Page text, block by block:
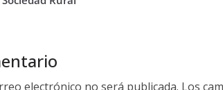
electrónico no será publicada. Los